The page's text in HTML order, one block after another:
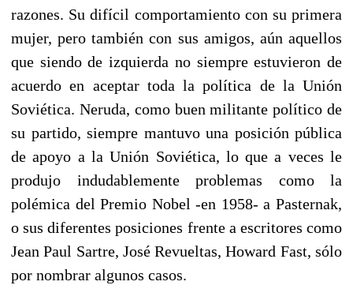
razones. Su difícil comportamiento con su primera
mujer, pero también con sus amigos, aún aquellos
que siendo de izquierda no siempre estuvieron de
acuerdo en aceptar toda la política de la Unión
Soviética. Neruda, como buen militante político de
su partido, siempre mantuvo una posición pública
de apoyo a la Unión Soviética, lo que a veces le
produjo indudablemente problemas como la
polémica del Premio Nobel -en 1958- a Pasternak,
o sus diferentes posiciones frente a escritores como
Jean Paul Sartre, José Revueltas, Howard Fast, sólo
por nombrar algunos casos.